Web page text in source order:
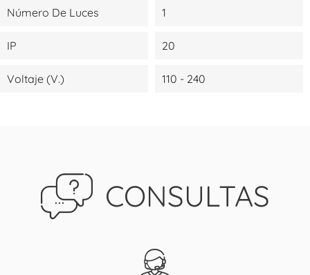
Número De Luces 1
IP 20
Voltaje (V.) 110 - 240
CONSULTAS